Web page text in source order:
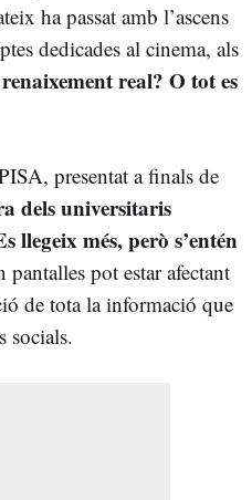
ha passat amb l’ascens
dedicades al cinema, als
real? O tot es
presentat a finals de
dels universitaris
llegeix més, però s’entén
pantalles pot estar afectant
de tota la informació que
socials.